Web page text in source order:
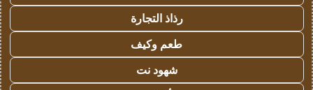
رذاذ التجارة
طعم وكيف
شهود نت